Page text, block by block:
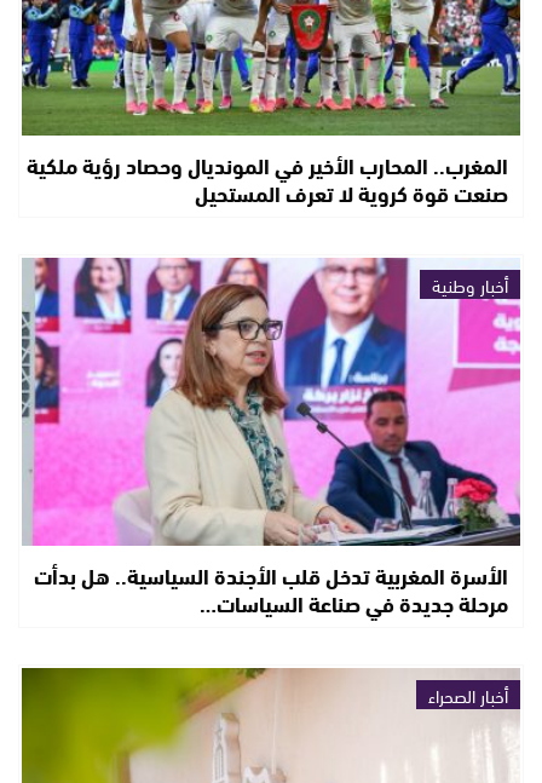
المغرب.. المحارب الأخير في المونديال وحصاد رؤية ملكية
صنعت قوة كروية لا تعرف المستحيل
أخبار وطنية
الأسرة المغربية تدخل قلب الأجندة السياسية.. هل بدأت
مرحلة جديدة في صناعة السياسات…
أخبار الصحراء